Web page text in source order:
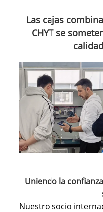
Las cajas
CHYT se
Uniendo la
Nuestro socio